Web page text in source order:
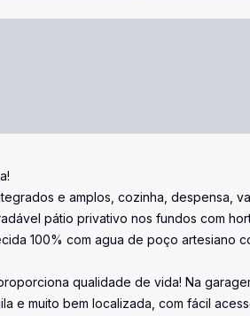
e amplos, cozinha, despensa,
pátio privativo nos fundos com
100% com agua de poço artesiano
qualidade de vida! Na
e muito bem localizada, com fácil